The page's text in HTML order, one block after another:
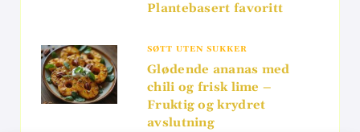
Plantebasert favoritt
SØTT UTEN SUKKER
Glødende ananas med
chili og frisk lime –
Fruktig og krydret
avslutning